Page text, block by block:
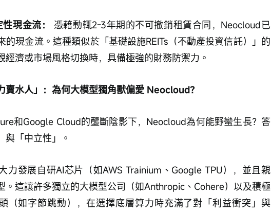
現金流：
憑藉動輒2-3年期的不可撤銷租賃合同，Neocloud已
的現金流。這種類似於「基礎設施REITs（不動產投資信託）」的
經濟或市場風格切換時，具備極強的財務防禦力。
賣水人」：為何大模型獨角獸偏愛 Neocloud？
和Google Cloud的壟斷陰影下，Neocloud為何能野蠻生長？答
與「中立性」。
力發展自研AI芯片（如AWS Trainium、Google TPU），並且親
。這讓許多獨立的大模型公司（如Anthropic、Cohere）以及積極
（如字節跳動），在選擇底層算力時充滿了對「利益衝突」與